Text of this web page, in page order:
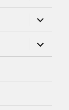
підменю
підменю